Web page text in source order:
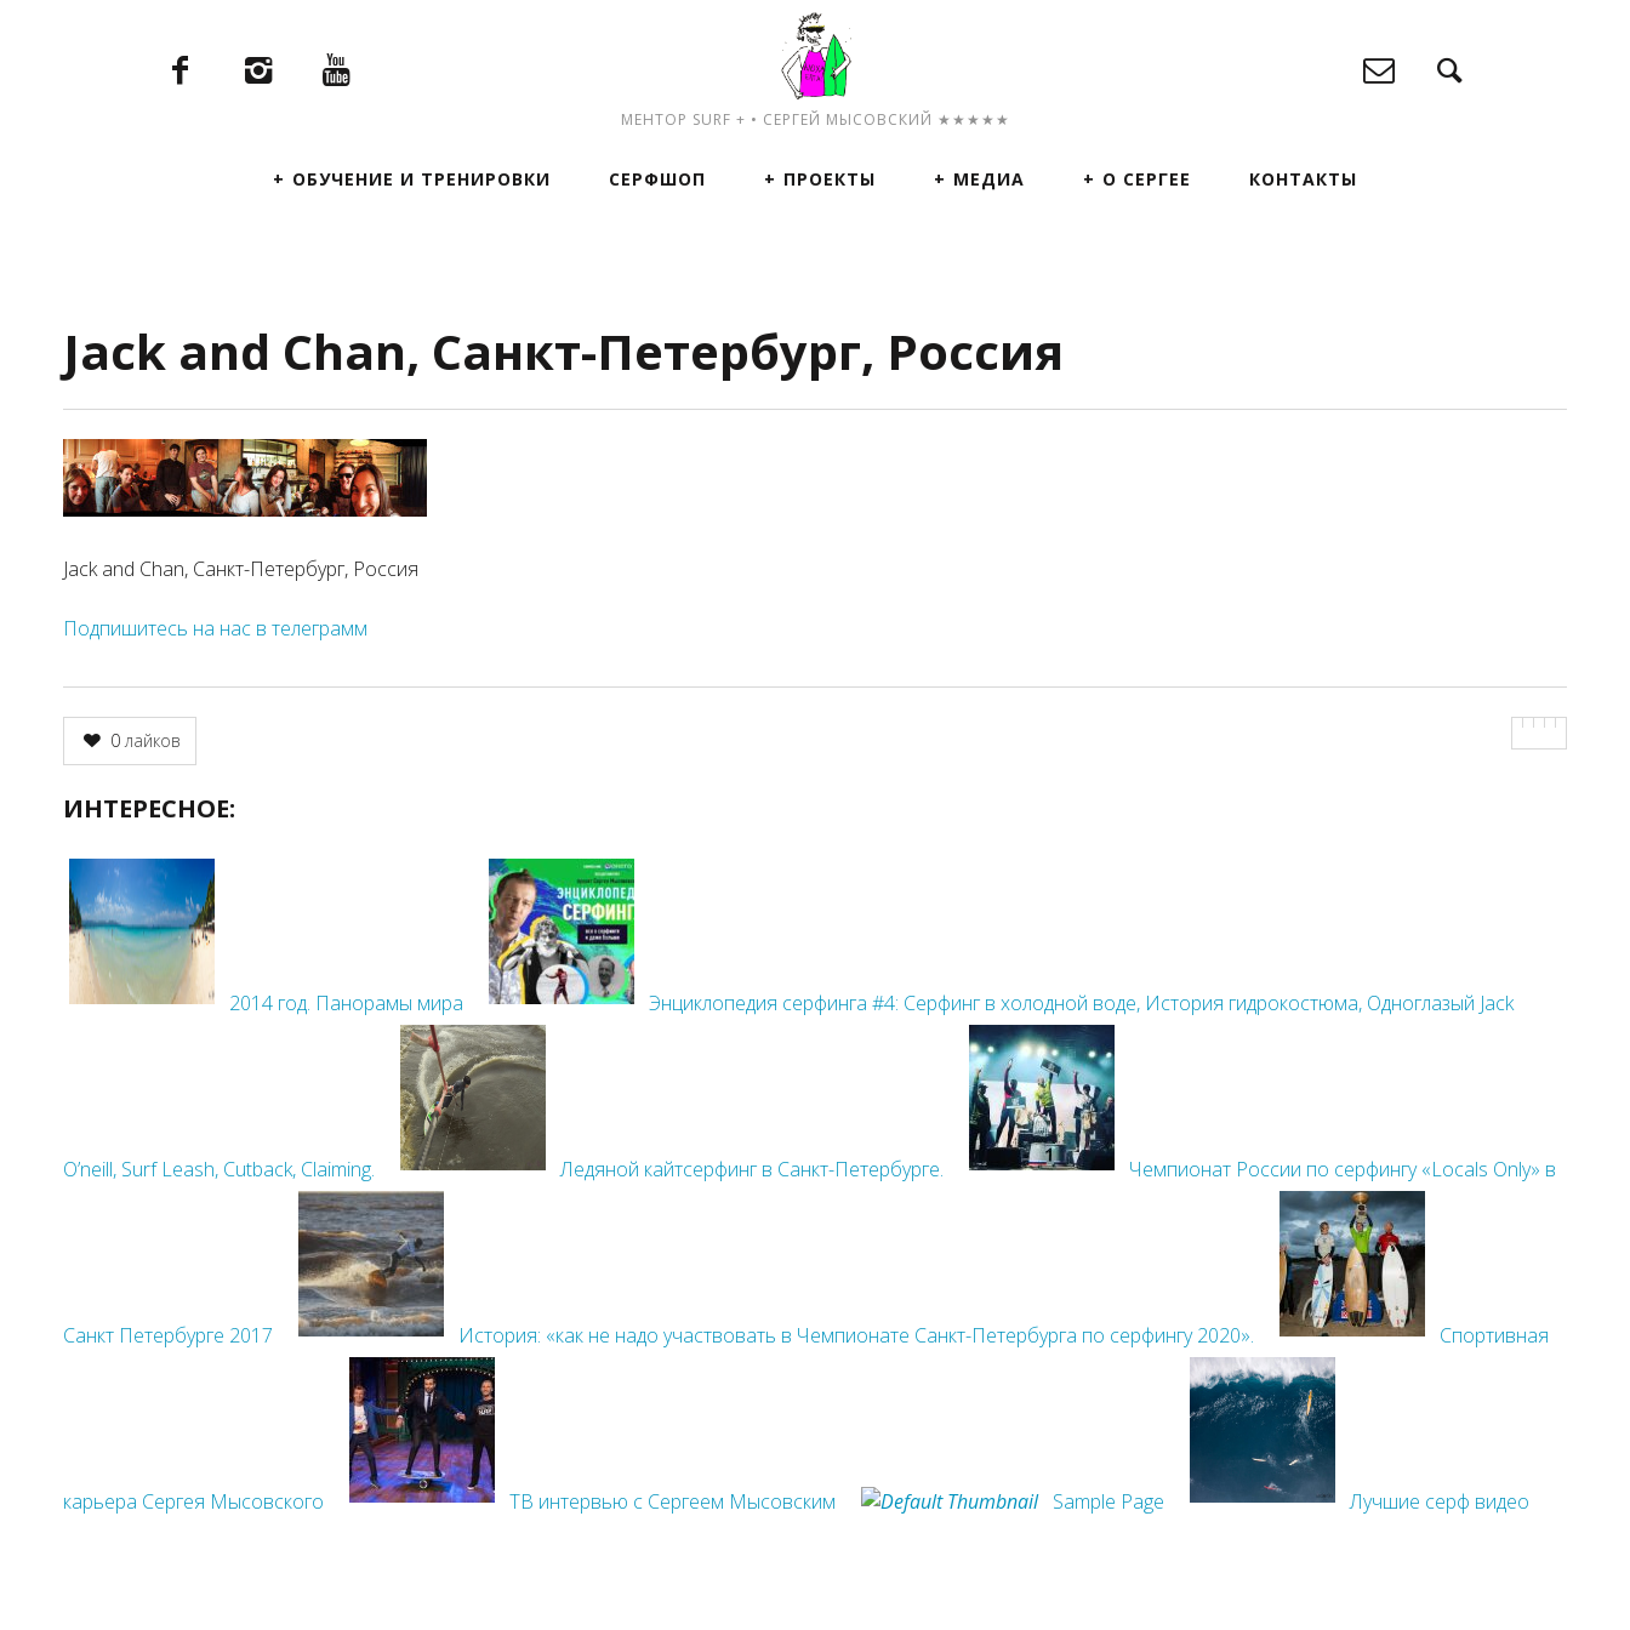
МЕНТОР SURF + • СЕРГЕЙ МЫСОВСКИЙ ★★★★★
ОБУЧЕНИЕ И ТРЕНИРОВКИ СЕРФШОП ПРОЕКТЫ МЕДИА О СЕРГЕЕ КОНТАКТЫ
Jack and Chan, Санкт-Петербург, Россия
Jack and Chan, Санкт-Петербург, Россия
Подпишитесь на нас в телеграмм
0лайков
ИНТЕРЕСНОЕ:
2014 год. Панорамы мира Энциклопедия серфинга #4: Серфинг в холодной воде, История гидрокостюма, Одноглазый Jack
O’neill, Surf Leash, Cutback, Claiming. Ледяной кайтсерфинг в Санкт-Петербурге. Чемпионат России по серфингу «Locals Only» в
Санкт Петербурге 2017 История: «как не надо участвовать в Чемпионате Санкт-Петербурга по серфингу 2020». Спортивная
карьера Сергея Мысовского ТВ интервью с Сергеем Мысовским Sample Page Лучшие серф видео